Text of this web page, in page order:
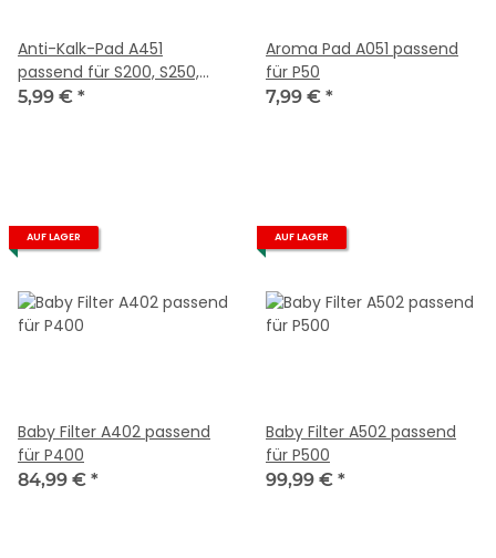
Anti-Kalk-Pad A451
passend für S200, S250,
S450
5,99 € *
Aroma Pad A051 passend
für P50
7,99 € *
AUF LAGER
Baby Filter A402 passend
für P400
84,99 € *
AUF LAGER
Baby Filter A502 passend
für P500
99,99 € *